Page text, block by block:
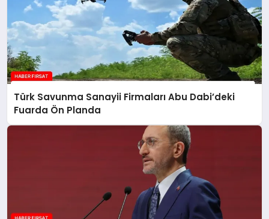
Türk Savunma Sanayii Firmaları Abu Dabi’deki
Fuarda Ön Planda